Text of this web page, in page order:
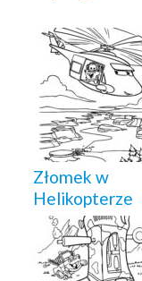
Złomek w
Helikopterze